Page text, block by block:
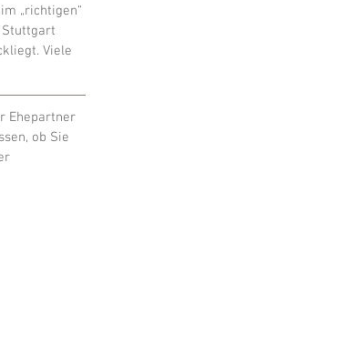
„richtigen“
Stuttgart
Viele
Ehepartner
ob Sie